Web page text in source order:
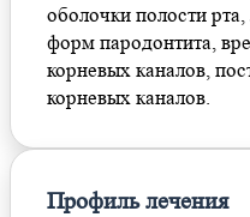
оболочки полости
форм пародонтита,
корневых каналов,
корневых каналов.
Профиль лечения